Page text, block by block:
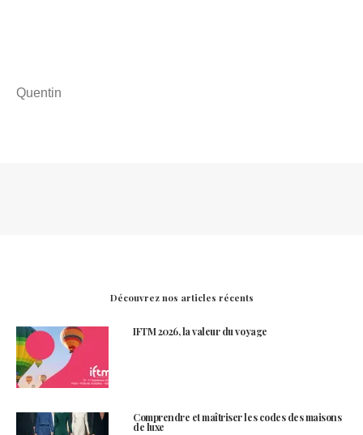
Quentin
Découvrez nos articles récents
IFTM 2026, la valeur du voyage
Comprendre et maîtriser les codes des maisons
de luxe